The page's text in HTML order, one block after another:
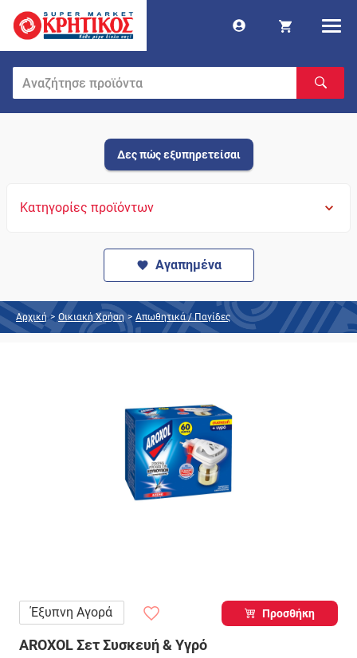
Δες πώς εξυπηρετείσαι
Κατηγορίες προϊόντων
Αγαπημένα
Αρχική > Οικιακή Χρήση > Απωθητικά / Παγίδες
Έξυπνη Αγορά Προσθήκη
AROXOL Σετ Συσκευή & Υγρό